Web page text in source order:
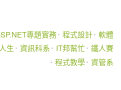
專題實務 程式設計 軟體
生 資訊科系 IT邦幫忙 鐵人賽
程式教學 資管系